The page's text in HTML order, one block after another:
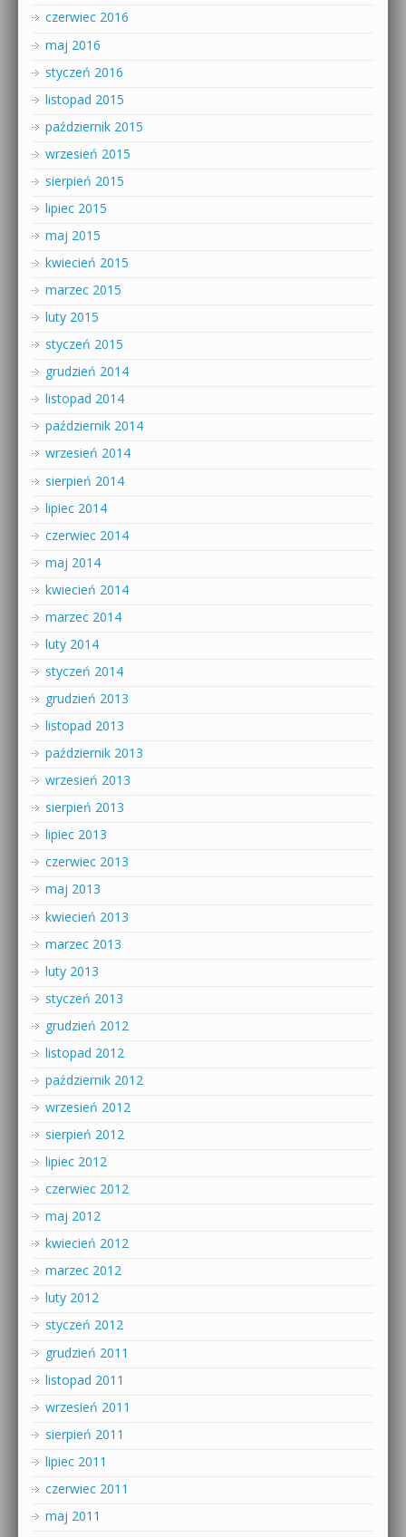
czerwiec 2016
maj 2016
styczeń 2016
listopad 2015
październik 2015
wrzesień 2015
sierpień 2015
lipiec 2015
maj 2015
kwiecień 2015
marzec 2015
luty 2015
styczeń 2015
grudzień 2014
listopad 2014
październik 2014
wrzesień 2014
sierpień 2014
lipiec 2014
czerwiec 2014
maj 2014
kwiecień 2014
marzec 2014
luty 2014
styczeń 2014
grudzień 2013
listopad 2013
październik 2013
wrzesień 2013
sierpień 2013
lipiec 2013
czerwiec 2013
maj 2013
kwiecień 2013
marzec 2013
luty 2013
styczeń 2013
grudzień 2012
listopad 2012
październik 2012
wrzesień 2012
sierpień 2012
lipiec 2012
czerwiec 2012
maj 2012
kwiecień 2012
marzec 2012
luty 2012
styczeń 2012
grudzień 2011
listopad 2011
wrzesień 2011
sierpień 2011
lipiec 2011
czerwiec 2011
maj 2011